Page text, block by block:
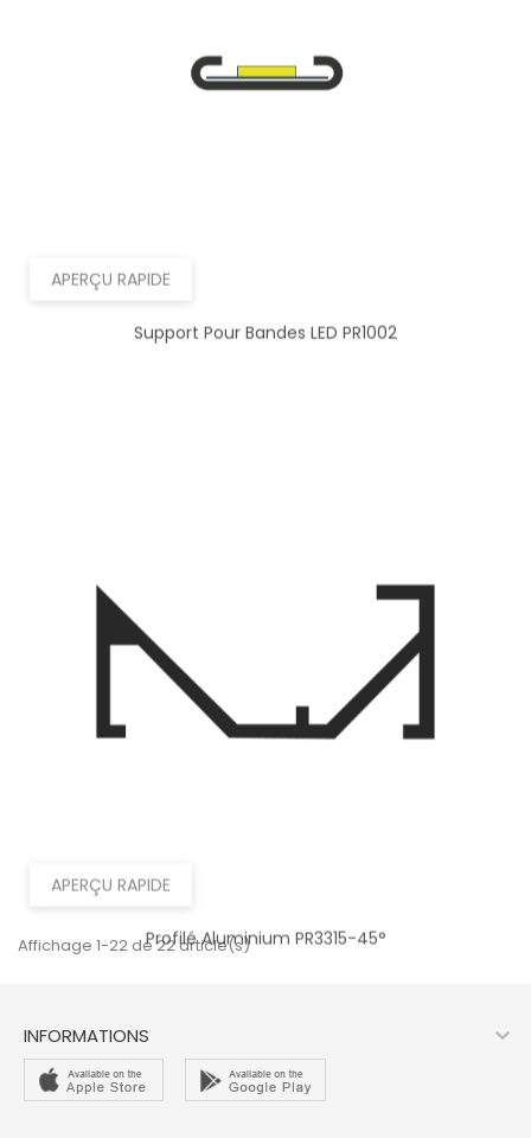
Support Pour Bandes LED PR1002
Affichage 1-22 de 22 article(s)
INFORMATIONS 